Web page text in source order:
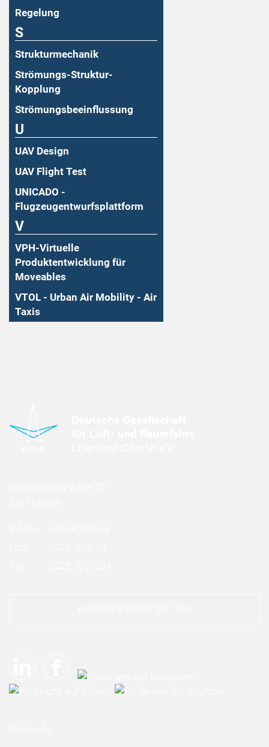
Regelung
S
Strukturmechanik
Strömungs-Struktur-
Kopplung
Strömungsbeeinflussung
U
UAV Design
UAV Flight Test
UNICADO -
Flugzeugentwurfsplattform
V
VPH-Virtuelle
Produktentwicklung für
Moveables
VTOL - Urban Air Mobility - Air
Taxis